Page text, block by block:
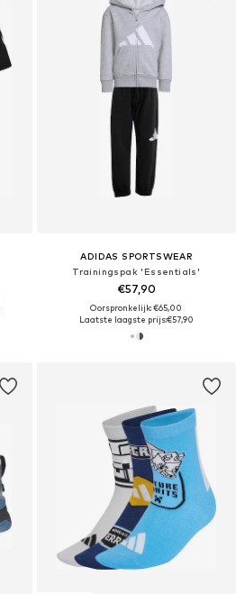
ADIDAS SPORTSWEAR
Trainingspak 'Essentials'
€57,90
Oorspronkelijk: €65,00
Laatste laagste prijs:€57,90